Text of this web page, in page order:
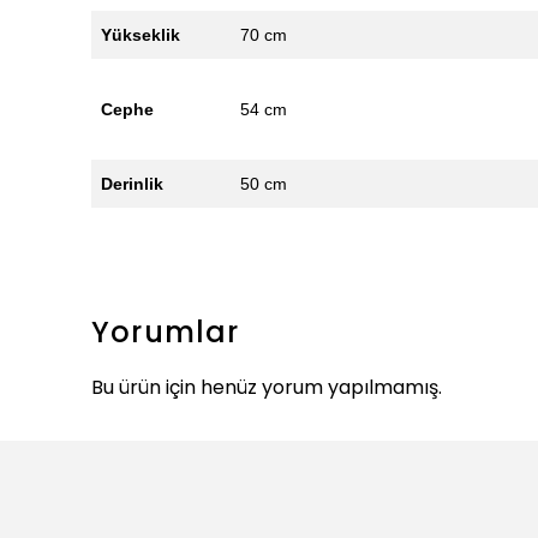
Yükseklik 70 cm
Cephe 54 cm
Derinlik 50 cm
Yorumlar
Bu ürün için henüz yorum yapılmamış.